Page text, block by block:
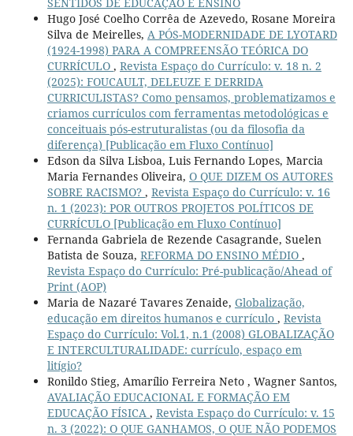
Hugo José Coelho Corrêa de Azevedo, Rosane Moreira
Silva de Meirelles, A PÓS-MODERNIDADE DE LYOTARD
(1924-1998) PARA A COMPREENSÃO TEÓRICA DO
CURRÍCULO , Revista Espaço do Currículo: v. 18 n. 2
(2025): FOUCAULT, DELEUZE E DERRIDA
CURRICULISTAS? Como pensamos, problematizamos e
criamos currículos com ferramentas metodológicas e
conceituais pós-estruturalistas (ou da filosofia da
diferença) [Publicação em Fluxo Contínuo]
Edson da Silva Lisboa, Luis Fernando Lopes, Marcia
Maria Fernandes Oliveira, O QUE DIZEM OS AUTORES
SOBRE RACISMO? , Revista Espaço do Currículo: v. 16
n. 1 (2023): POR OUTROS PROJETOS POLÍTICOS DE
CURRÍCULO [Publicação em Fluxo Contínuo]
Fernanda Gabriela de Rezende Casagrande, Suelen
Batista de Souza, REFORMA DO ENSINO MÉDIO ,
Revista Espaço do Currículo: Pré-publicação/Ahead of
Print (AOP)
Maria de Nazaré Tavares Zenaide, Globalização,
educação em direitos humanos e currículo , Revista
Espaço do Currículo: Vol.1, n.1 (2008) GLOBALIZAÇÃO
E INTERCULTURALIDADE: currículo, espaço em
litígio?
Ronildo Stieg, Amarílio Ferreira Neto , Wagner Santos,
AVALIAÇÃO EDUCACIONAL E FORMAÇÃO EM
EDUCAÇÃO FÍSICA , Revista Espaço do Currículo: v. 15
n. 3 (2022): O QUE GANHAMOS, O QUE NÃO PODEMOS